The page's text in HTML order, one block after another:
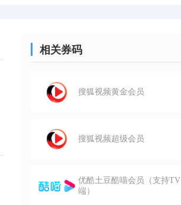
相关券码
搜狐视频黄金会员
搜狐视频超级会员
优酷土豆酷喵会员（支持TV
端）